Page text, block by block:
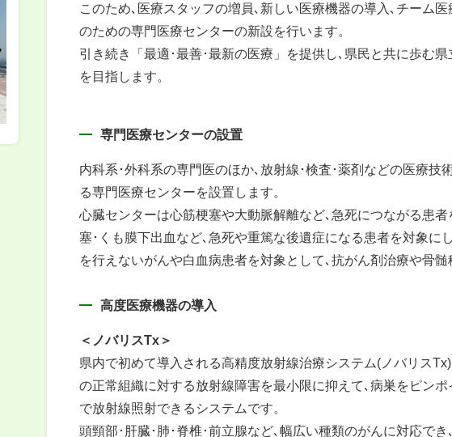
このため､医療スタッフの増員､新しい医療機器の導入､チーム医
のための専門医療センターの新設を行います。
引き続き「最適･最善･最新の医療」を提供し､県民と共に歩む県
を目指します。
専門医療センターの設置
内科系･外科系の専門医のほか､放射線･検査･薬剤などの医療技
る専門医療センターを設置します。
心臓センターは心筋梗塞や大動脈解離など､急死につながる患
塞･くも膜下出血など､急死や重篤な後遺症になる患者を対象に
を行えないがんや白血病患者を対象として､抗がん剤治療や骨
高度医療機器の導入
＜ノバリスTx＞
県内で初めて導入される高精度放射線治療システム(ノバリス
の正常組織に対する放射線障害を最小限に抑えて､病巣をピンポ
で放射線照射できるシステムです。
頭頸部･肝臓･肺･脊椎･前立腺など､幅広い種類のがんに対応でき